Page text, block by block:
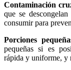
Contaminación
que se
consumir para
Porciones
pequeñas si es
rápida y uniforme, y